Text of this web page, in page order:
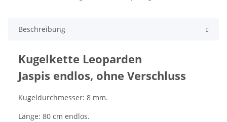
Beschreibung
Kugelkette Leoparden
Jaspis endlos, ohne Verschluss
Kugeldurchmesser: 8 mm.
Länge: 80 cm endlos.